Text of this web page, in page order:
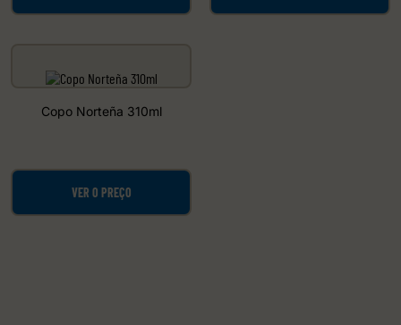
Copo Norteña 310ml
VER O PREÇO